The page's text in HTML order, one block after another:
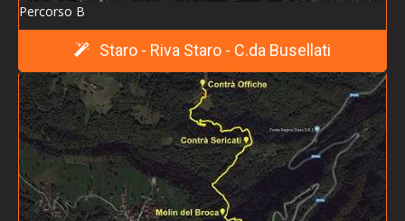
età infantile
> Che cosa resta?
> Teatro in casa 2016 "Lavorar"
> Gita ai mercatini di Natale a Merano e Lagundo e
pranzo alla birreria Forst
> Calendario Eventi 2016
> Una montagna di meraviglie
Percorso B
Staro - Riva Staro - C.da Busellati